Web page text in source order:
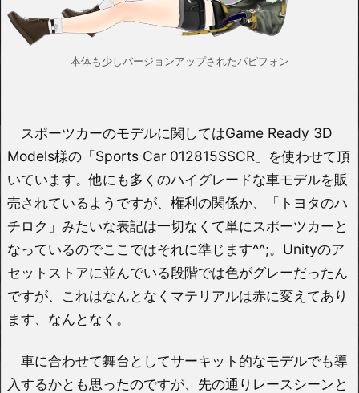
本体も少しバージョンアップされたパピフォン
スポーツカーのモデルに関してはGame Ready 3D
Models様の「Sports Car 012815SSCR」を使わせて頂
いています。他にも多くのハイグレードな車モデルを販
売されているようですが、権利の関係か、「トヨタのハ
チロク」みたいな表記は一切なくて単にスポーツカーと
なっているのでここではそれに準じます^^;。Unityのア
セットストアに並んでいる段階では色がグレーだったん
ですが、これはなんとなくマテリアルは赤に変えてあり
ます、なんとなく。
車に合わせて舞台としてサーキット的なモデルでも導
入するかとも思ったのですが、先の通りレースシーンと